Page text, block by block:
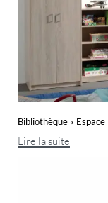
Bibliothèque «
Lire la suite